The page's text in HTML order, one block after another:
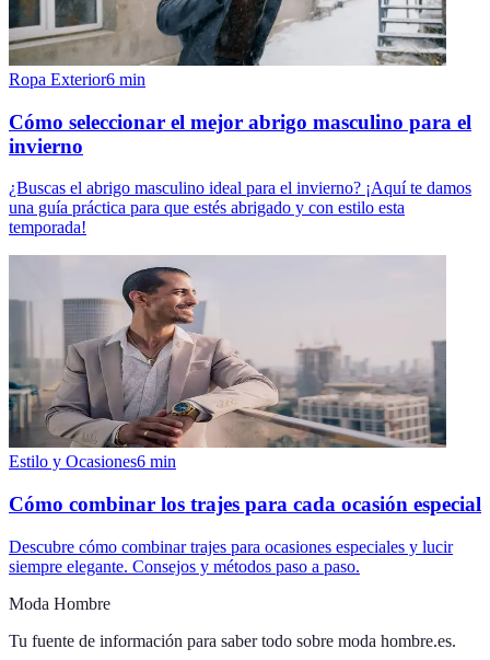
Ropa Exterior6 min
Cómo seleccionar el mejor abrigo masculino para el
invierno
¿Buscas el abrigo masculino ideal para el invierno? ¡Aquí te damos
una guía práctica para que estés abrigado y con estilo esta
temporada!
Estilo y Ocasiones6 min
Cómo combinar los trajes para cada ocasión especial
Descubre cómo combinar trajes para ocasiones especiales y lucir
siempre elegante. Consejos y métodos paso a paso.
Moda Hombre
Tu fuente de información para saber todo sobre moda hombre.es.